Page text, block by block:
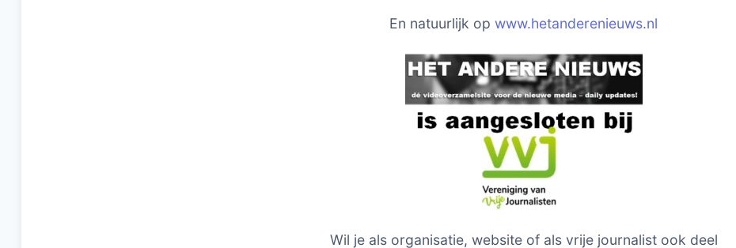
En natuurlijk opwww.hetanderenieuws.nl
Wil je als organisatie, website of als vrije journalist ook deel